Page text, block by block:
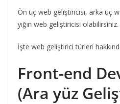
Ön uç web geliştiricisi, arka uç
yığın web geliştiricisi olabilirsiniz.
İşte web geliştirici türleri
Front-end
(Ara yüz